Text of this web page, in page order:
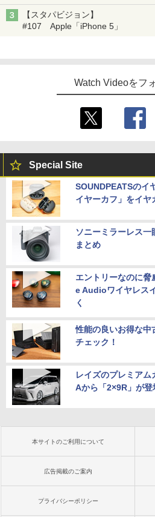
【スタパビジョン】
#107 Apple「iPhone 5」
Watch Videoをフ
Special Site
SOUNDPEATSのイ
イヤーカフ」をイヤ
ソニーミラーレス
まとめ
エントリーなのに
e Audioワイヤレス
く
性能の良いお得な中
チェック！
レイズのプレミア
Aから「2×9R」が登
本サイトのご利用について
広告掲載のご案内
プライバシーポリシー